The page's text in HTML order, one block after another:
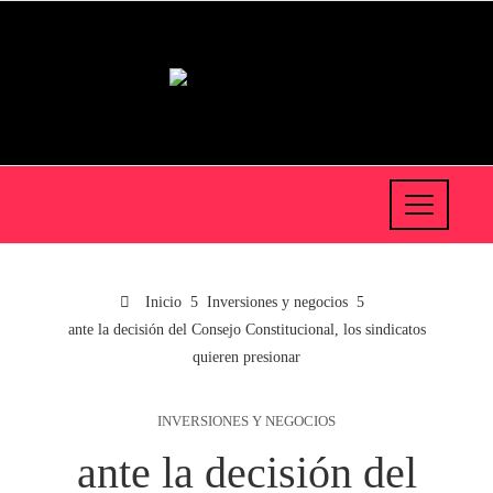
Inicio
Inversiones y negocios
ante la decisión del Consejo Constitucional, los sindicatos
quieren presionar
INVERSIONES Y NEGOCIOS
ante la decisión del